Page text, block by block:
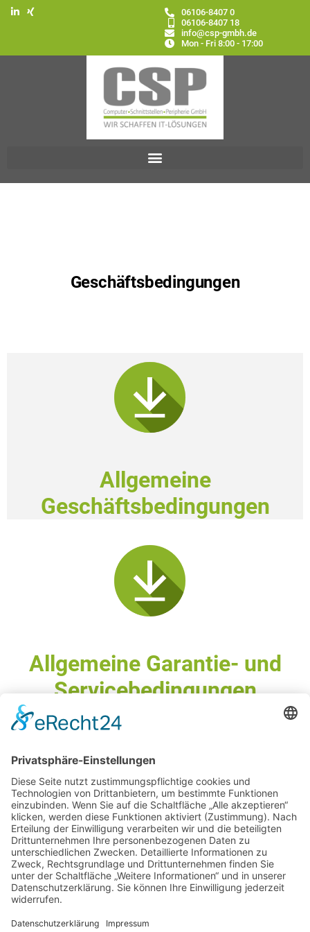
06106-8407 0
06106-8407 18
info@csp-gmbh.de
Mon - Fri 8:00 - 17:00
Geschäftsbedingungen
Allgemeine
Geschäftsbedingungen
Allgemeine Garantie- und
Servicebedingungen
Allgemeine
Rücksendebedingungen